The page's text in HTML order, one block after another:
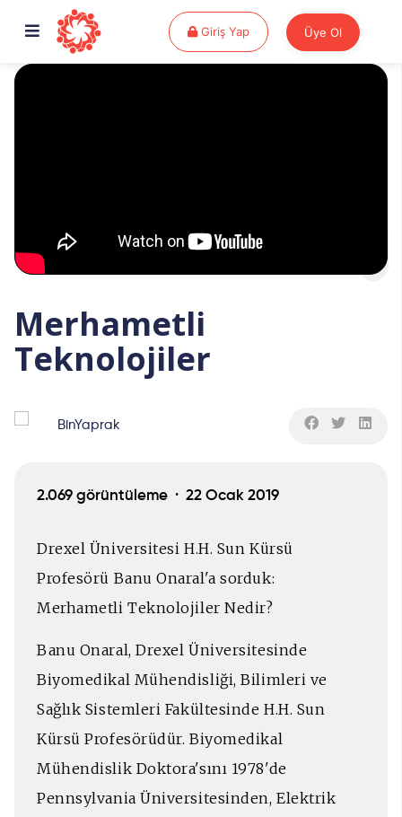
Giriş YapGiriş Yap Üye Ol
Merhametli
Teknolojiler
BinYaprak
2.069 görüntüleme · 22 Ocak 2019
Drexel Üniversitesi H.H. Sun Kürsü
Profesörü Banu Onaral'a sorduk:
Merhametli Teknolojiler Nedir?
Banu Onaral, Drexel Üniversitesinde
Biyomedikal Mühendisliği, Bilimleri ve
Sağlık Sistemleri Fakültesinde H.H. Sun
Kürsü Profesörüdür. Biyomedikal
Mühendislik Doktora'sını 1978'de
Pennsylvania Üniversitesinden, Elektrik